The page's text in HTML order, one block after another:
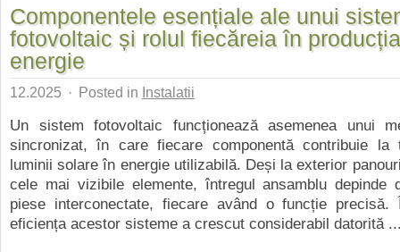
Componentele esențiale ale unui
fotovoltaic și rolul fiecăreia în
energie
12.2025 · Posted in Instalatii
Un sistem fotovoltaic funcționează asemenea unui
sincronizat, în care fiecare componentă contribuie la
luminii solare în energie utilizabilă. Deși la exterior
cele mai vizibile elemente, întregul ansamblu depinde
piese interconectate, fiecare având o funcție
eficiența acestor sisteme a crescut considerabil datorită